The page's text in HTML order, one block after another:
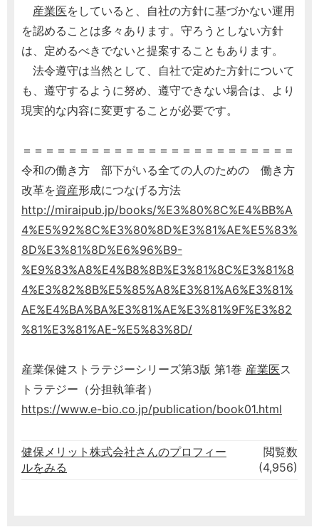
産業医をしていると、自社の方針に基づかない運用
を認めることは多々あります。守ろうとしない方針
は、定めるべきでないと提案することもあります。
法令遵守は当然として、自社で定めた方針について
も、遵守するように努め、遵守できない場合は、より
現実的な内容に変更することが必要です。
＝＝＝＝＝＝＝＝＝＝＝＝＝＝＝＝＝＝＝＝＝＝＝＝
令和の働き方 部下がいる全ての人のための 働き方
改革を資産形成につなげる方法
http://miraipub.jp/books/%E3%80%8C%E4%BB%A
4%E5%92%8C%E3%80%8D%E3%81%AE%E5%83%
8D%E3%81%8D%E6%96%B9-
%E9%83%A8%E4%B8%8B%E3%81%8C%E3%81%8
4%E3%82%8B%E5%85%A8%E3%81%A6%E3%81%
AE%E4%BA%BA%E3%81%AE%E3%81%9F%E3%82
%81%E3%81%AE-%E5%83%8D/
産業保健ストラテジーシリーズ第3版 第1巻 産業医ス
トラテジー（分担執筆者）
https://www.e-bio.co.jp/publication/book01.html
健保メリット株式会社さんのプロフィー
ルをみる
閲覧数
(4,956)